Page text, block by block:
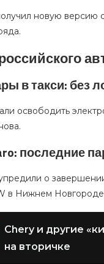
новую версию
в такси: без
освободить
последние
о
в Нижнем
Chery и другие
на вторичке